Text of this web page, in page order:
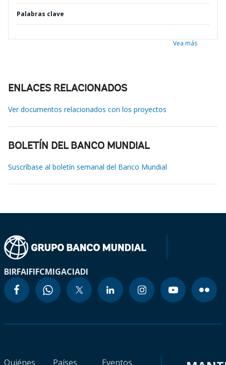
Palabras clave
Vea más
ENLACES RELACIONADOS
Ver documentos relacionados con los proyectos
BOLETÍN DEL BANCO MUNDIAL
Suscríbase al boletín semanal del Banco Mundial
BIRFAIFIFCMIGACIADI
Quiénes
Países
Eventos